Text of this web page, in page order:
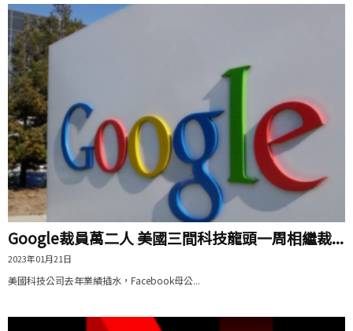
Google裁員萬二人 美國三間科技龍頭一周相繼裁...
2023年01月21日
美國科技公司去年業績插水，Facebook母公...